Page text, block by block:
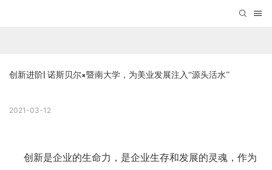
创新进阶| 诺斯贝尔×暨南大学，为美业发展注入“源头活水”
2021-03-12
创新是企业的生命力，是企业生存和发展的灵魂，作为